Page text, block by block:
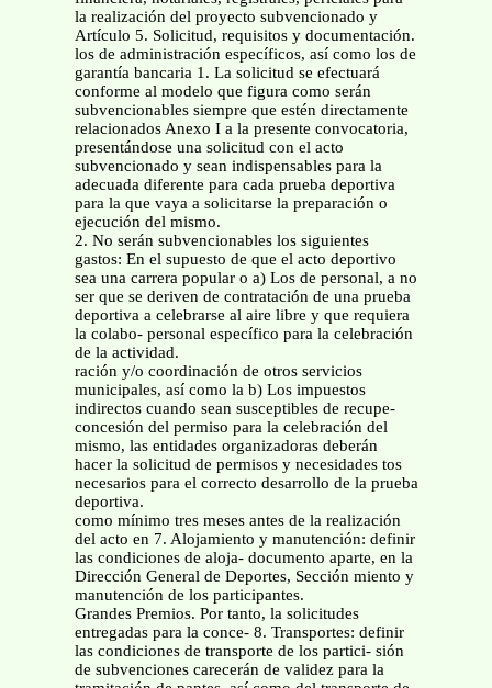
la realización del proyecto subvencionado y
Artículo 5. Solicitud, requisitos y documentación.
los de administración específicos, así como los de
garantía bancaria 1. La solicitud se efectuará
conforme al modelo que figura como serán
subvencionables siempre que estén directamente
relacionados Anexo I a la presente convocatoria,
presentándose una solicitud con el acto
subvencionado y sean indispensables para la
adecuada diferente para cada prueba deportiva
para la que vaya a solicitarse la preparación o
ejecución del mismo.
2. No serán subvencionables los siguientes
gastos: En el supuesto de que el acto deportivo
sea una carrera popular o a) Los de personal, a no
ser que se deriven de contratación de una prueba
deportiva a celebrarse al aire libre y que requiera
la colabo- personal específico para la celebración
de la actividad.
ración y/o coordinación de otros servicios
municipales, así como la b) Los impuestos
indirectos cuando sean susceptibles de recupe-
concesión del permiso para la celebración del
mismo, las entidades organizadoras deberán
hacer la solicitud de permisos y necesidades tos
necesarios para el correcto desarrollo de la prueba
deportiva.
como mínimo tres meses antes de la realización
del acto en 7. Alojamiento y manutención: definir
las condiciones de aloja- documento aparte, en la
Dirección General de Deportes, Sección miento y
manutención de los participantes.
Grandes Premios. Por tanto, la solicitudes
entregadas para la conce- 8. Transportes: definir
las condiciones de transporte de los partici- sión
de subvenciones carecerán de validez para la